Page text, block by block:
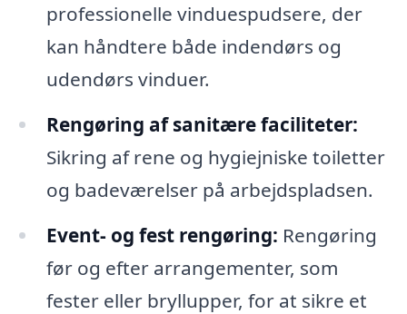
professionelle vinduespudsere, der
kan håndtere både indendørs og
udendørs vinduer.
Rengøring af sanitære faciliteter:
Sikring af rene og hygiejniske toiletter
og badeværelser på arbejdspladsen.
Event- og fest rengøring: Rengøring
før og efter arrangementer, som
fester eller bryllupper, for at sikre et